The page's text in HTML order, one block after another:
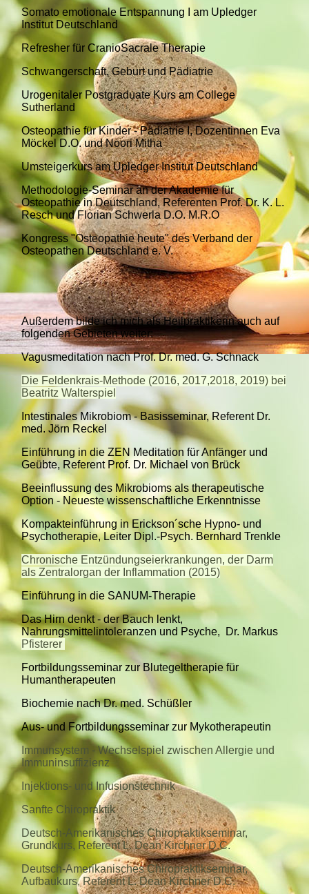
Somato emotionale Entspannung I am Upledger
Institut Deutschland
Refresher für CranioSacrale Therapie
Schwangerschaft, Geburt und Pädiatrie
Urogenitaler Postgraduate Kurs am College
Sutherland
Osteopathie für Kinder - Pädiatrie I, Dozentinnen Eva
Möckel D.O. und Noori Mitha
Umsteigerkurs am Upledger Institut Deutschland
Methodologie-Seminar an der Akademie für
Osteopathie in Deutschland, ReferentenProf. Dr. K. L.
Resch und Florian Schwerla D.O. M.R.O
Kongress "Osteopathie heute" des Verband der
Osteopathen Deutschland e. V.
Außerdem bilde ich mich als Heilpraktikerin auch auf
folgenden Gebieten weiter:
Vagusmeditation nach Prof. Dr. med. G. Schnack
Die Feldenkrais-Methode (2016, 2017,2018, 2019) bei
Beatritz Walterspiel
Intestinales Mikrobiom - Basisseminar, Referent Dr.
med. Jörn Reckel
Einführung in die ZEN Meditation für Anfänger und
Geübte, Referent Prof. Dr. Michael von Brück
Beeinflussung des Mikrobioms als therapeutische
Option - Neueste wissenschaftliche Erkenntnisse
Kompakteinführung in Erickson´sche Hypno- und
Psychotherapie, Leiter Dipl.-Psych. Bernhard Trenkle
Chronische Entzündungseierkrankungen, der Darm
als Zentralorgan der Inflammation (2015)
Einführung in die SANUM-Therapie
Das Hirn denkt - der Bauch lenkt,
Nahrungsmittelintoleranzen und Psyche, Dr. Markus
Pfisterer
Fortbildungsseminar zur Blutegeltherapie für
Humantherapeuten
Biochemie nach Dr. med. Schüßler
Aus- und Fortbildungsseminar zur Mykotherapeutin
Immunsystem - Wechselspiel zwischen Allergie und
Immuninsuffizienz
Injektions- und Infusionstechnik
Sanfte Chiropraktik
Deutsch-Amerikanisches Chiropraktikseminar,
Grundkurs, Referent L. Dean Kirchner D.C.
Deutsch-Amerikanisches Chiropraktikseminar,
Aufbaukurs, Referent L. Dean Kirchner D.C.